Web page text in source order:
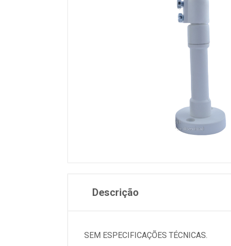
Descrição
SEM ESPECIFICAÇÕES TÉCNICAS.